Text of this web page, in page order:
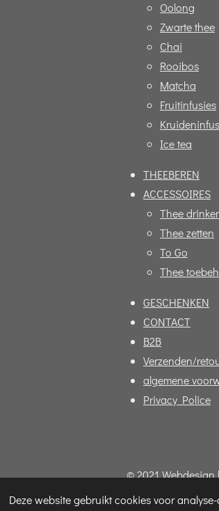
Deze website gebruikt cookies voor
Oolong
Zwarte thee
Chai
Rooibos
Matcha
Fruitinfusies
Ice tea
THEEBEREN
ACCESSOIRES
Thee
Thee zetten
To Go
Thee
GESCHENKEN
CONTACT
B2B
Verzenden/
algemene
Privacy Police
© 2021